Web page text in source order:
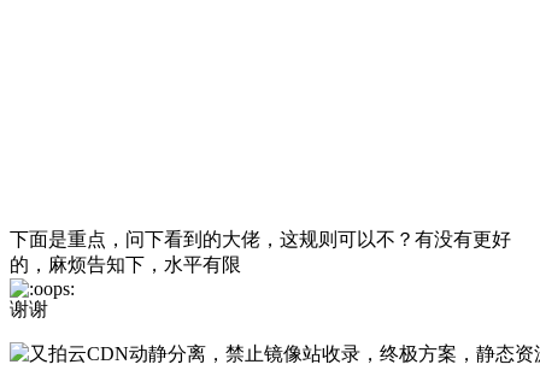
下面是重点，问下看到的大佬，这规则可以不？有没有更好
的，麻烦告知下，水平有限
谢谢